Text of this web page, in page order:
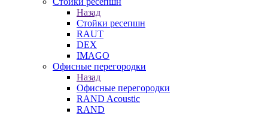
Назад
Стойки ресепшн
RAUT
DEX
IMAGO
Офисные перегородки
Назад
Офисные перегородки
RAND Acoustic
RAND